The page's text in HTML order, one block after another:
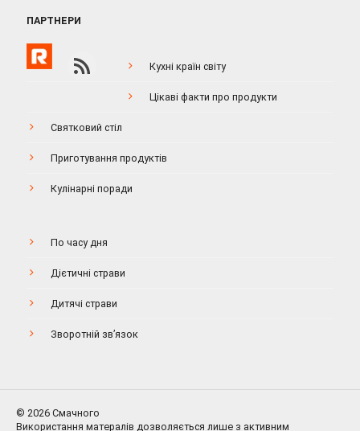
ПАРТНЕРИ
Кухні країн світу
Цікаві факти про продукти
Святковий стіл
Приготування продуктів
Кулінарні поради
По часу дня
Дієтичні страви
Дитячі страви
Зворотній зв’язок
© 2026 Смачного
Використання матералів дозволяється лише з активним